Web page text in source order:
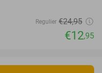
Regulier €24,95
€12,95